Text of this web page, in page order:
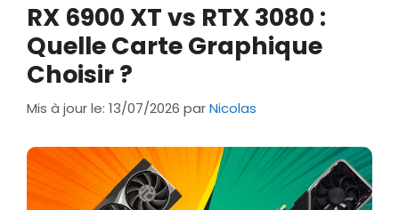
RX 6900 XT vs RTX 3080 :
Quelle Carte Graphique
Choisir ?
Mis à jour le: 13/07/2026 parNicolas